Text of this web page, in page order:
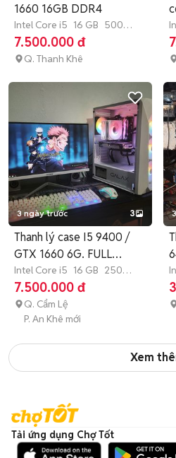
1660 16GB DDR4
Intel Core i5 16 GB 500
GB HDD
7.500.000 đ
Q. Thanh Khê
3 ngày trước 3
Thanh lý case I5 9400 /
GTX 1660 6G. FULL
WHITE
Intel Core i5 16 GB 250
GB SSD
7.500.000 đ
Q. Cẩm Lệ
P. An Khê mới
Xem
Tải ứng dụng Chợ Tốt